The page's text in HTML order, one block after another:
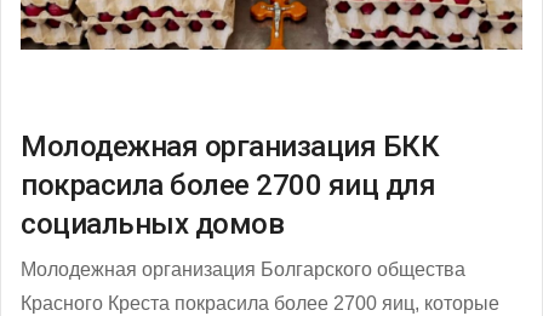
Молодежная организация БКК
покрасила более 2700 яиц для
социальных домов
Молодежная организация Болгарского общества
Красного Креста покрасила более 2700 яиц, которые